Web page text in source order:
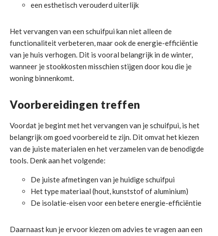
een esthetisch verouderd uiterlijk
Het vervangen van een schuifpui kan niet alleen de
functionaliteit verbeteren, maar ook de energie-efficiëntie
van je huis verhogen. Dit is vooral belangrijk in de winter,
wanneer je stookkosten misschien stijgen door kou die je
woning binnenkomt.
Voorbereidingen treffen
Voordat je begint met het vervangen van je schuifpui, is het
belangrijk om goed voorbereid te zijn. Dit omvat het kiezen
van de juiste materialen en het verzamelen van de benodigde
tools. Denk aan het volgende:
De juiste afmetingen van je huidige schuifpui
Het type materiaal (hout, kunststof of aluminium)
De isolatie-eisen voor een betere energie-efficiëntie
Daarnaast kun je ervoor kiezen om advies te vragen aan een